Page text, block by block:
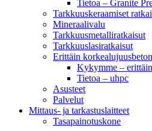
Tietoa – Granite
Tarkkuuskeraamiset
Mineraalivalu
Tarkkuusmetalliratkaisut
Tarkkuuslasiratkaisut
Erittäin
Kykymme –
Tietoa – uhpc
Asusteet
Palvelut
Mittaus- ja tarkastuslaitteet
Tasapainotuskone